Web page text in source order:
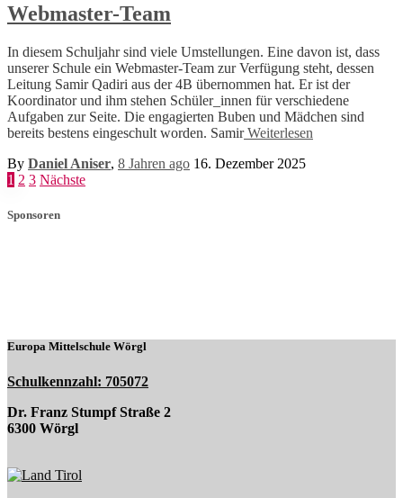
Webmaster-Team
In diesem Schuljahr sind viele Umstellungen. Eine davon ist, dass
unserer Schule ein Webmaster-Team zur Verfügung steht, dessen
Leitung Samir Qadiri aus der 4B übernommen hat. Er ist der
Koordinator und ihm stehen Schüler_innen für verschiedene
Aufgaben zur Seite. Die engagierten Buben und Mädchen sind
bereits bestens eingeschult worden. SamirWeiterlesen
By Daniel Aniser, 8 Jahren ago 16. Dezember 2025
Seitennummerierung
der
1 2 3 Nächste
Sponsoren
Europa Mittelschule Wörgl
Schulkennzahl: 705072
Dr. Franz Stumpf Straße 2
6300 Wörgl